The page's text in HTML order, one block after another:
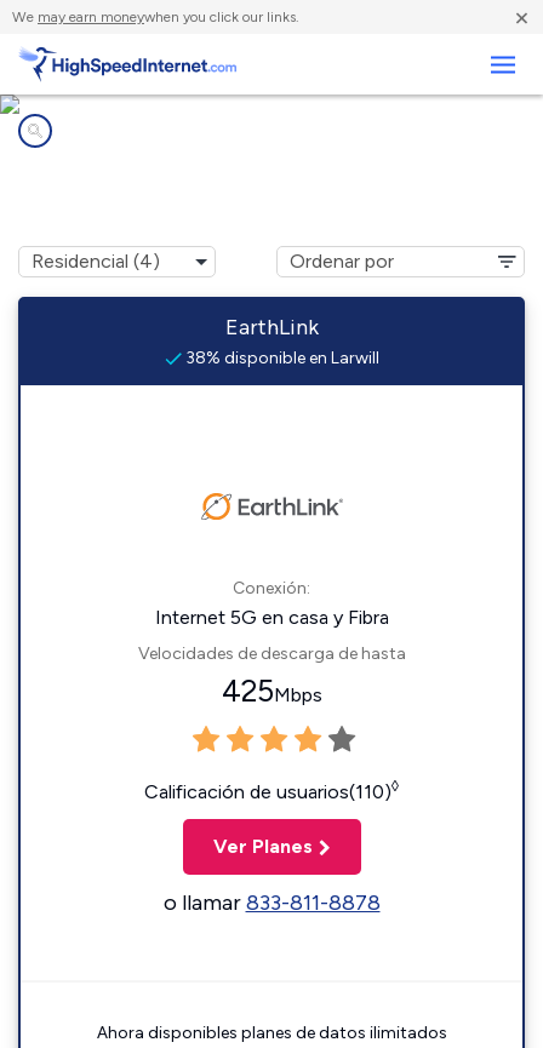
We may earn moneywhen you click our links. ×
EarthLink
38% disponible en Larwill
Conexión:
Internet 5G en casa y Fibra
Velocidades de descarga de hasta
425Mbps
Calificación de usuarios(110)◊
Ver Planes
o llamar833-811-8878
Ahora disponibles planes de datos ilimitados